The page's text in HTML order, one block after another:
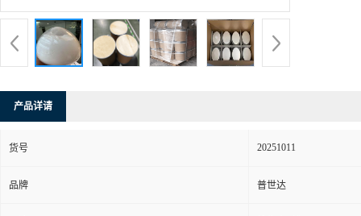
产品详请
货号 20251011
品牌 普世达